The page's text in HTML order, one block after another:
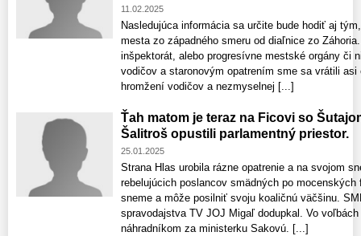
11.02.2025
Nasledujúca informácia sa určite bude hodiť aj
mesta zo západného smeru od diaľnice zo
inšpektorát, alebo progresívne mestské orgány či
vodičov a staronovým opatrením sme sa vrátili
hromžení vodičov a nezmyselnej [...]
Ťah matom je teraz na Ficovi so
Šalitroš opustili parlamentný priestor.
25.01.2025
Strana Hlas urobila rázne opatrenie a na svojom
rebelujúcich poslancov smädných po
sneme a môže posilniť svoju koaličnú väčšinu.
spravodajstva TV JOJ Migaľ dodupkal. Vo
náhradníkom za ministerku Sakovú. [...]